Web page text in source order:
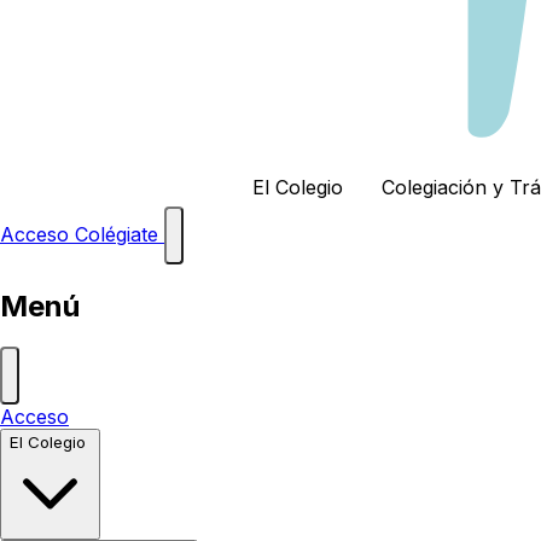
El Colegio
Colegiación y
Acceso Colégiate
Menú
Acceso
El Colegio